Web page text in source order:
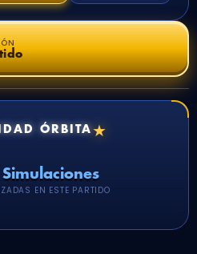
ÓRBITA★
Simulaciones
EN ESTE PARTIDO